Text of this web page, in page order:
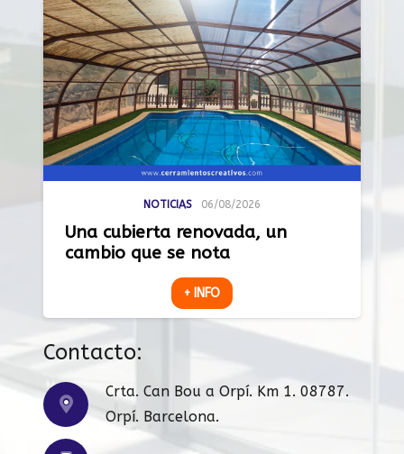
NOTICIAS 06/08/2026
Una cubierta renovada, un
cambio que se nota
+ INFO
Contacto:
Crta. Can Bou a Orpí. Km 1. 08787.
Orpí. Barcelona.